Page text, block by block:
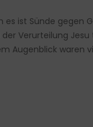
es ist Sünde gegen
Verurteilung
Augenblick